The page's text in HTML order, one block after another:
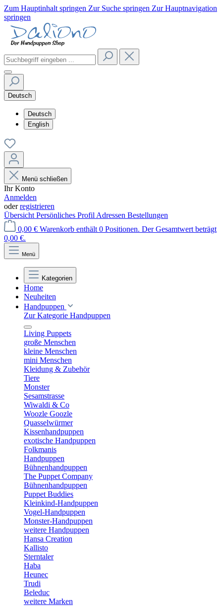
Zum Hauptinhalt springen Zur Suche springen Zur Hauptnavigation
springen
Deutsch
Deutsch
English
Menü schließen
Ihr Konto
Anmelden
oderregistrieren
Übersicht Persönliches Profil Adressen Bestellungen
0,00 € Warenkorb enthält 0 Positionen. Der Gesamtwert beträgt
0,00 €.
Menü
Kategorien
Home
Neuheiten
Handpuppen
Zur Kategorie Handpuppen
Living Puppets
große Menschen
kleine Menschen
mini Menschen
Kleidung & Zubehör
Tiere
Monster
Sesamstrasse
Wiwaldi & Co
Woozle Goozle
Quasselwürmer
Kissenhandpuppen
exotische Handpuppen
Folkmanis
Handpuppen
Bühnenhandpuppen
The Puppet Company
Bühnenhandpuppen
Puppet Buddies
Kleinkind-Handpuppen
Vogel-Handpuppen
Monster-Handpuppen
weitere Handpuppen
Hansa Creation
Kallisto
Sterntaler
Haba
Heunec
Trudi
Beleduc
weitere Marken